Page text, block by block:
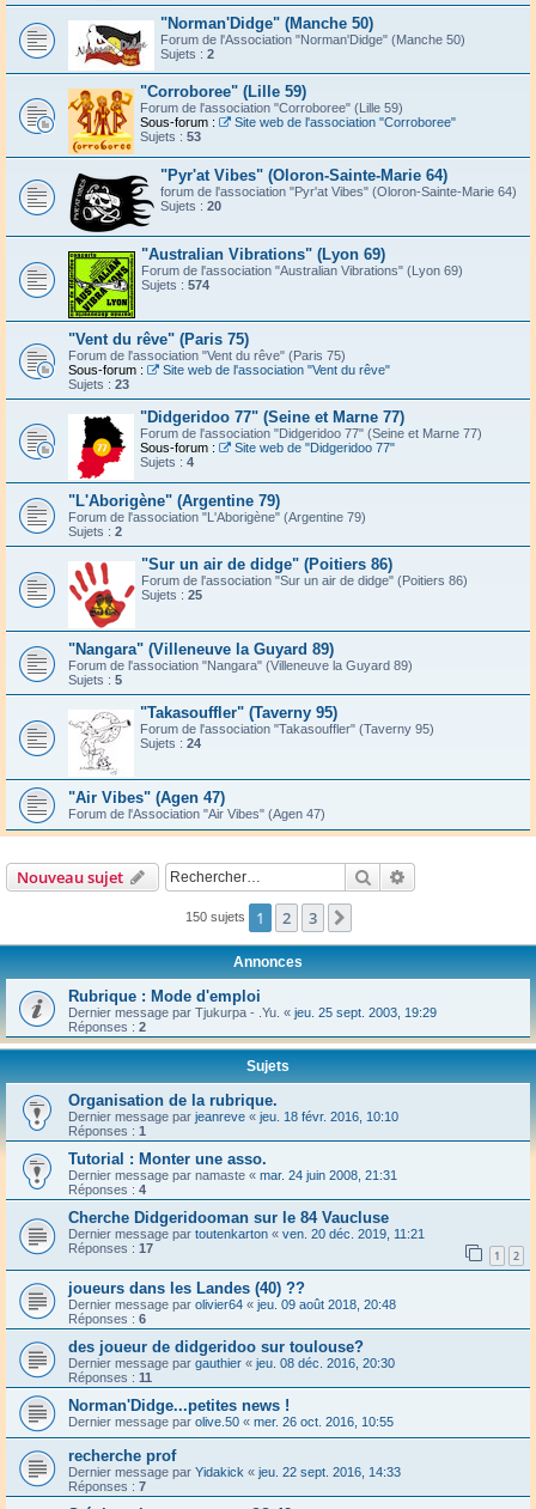
"Norman'Didge" (Manche 50)
Forum de l'Association "Norman'Didge" (Manche 50)
Sujets : 2
"Corroboree" (Lille 59)
Forum de l'association "Corroboree" (Lille 59)
Sous-forum :
Site web de l'association "Corroboree"
Sujets : 53
"Pyr'at Vibes" (Oloron-Sainte-Marie 64)
forum de l'association "Pyr'at Vibes" (Oloron-Sainte-Marie 64)
Sujets : 20
"Australian Vibrations" (Lyon 69)
Forum de l'association "Australian Vibrations" (Lyon 69)
Sujets : 574
"Vent du rêve" (Paris 75)
Forum de l'association "Vent du rêve" (Paris 75)
Sous-forum :
Site web de l'association "Vent du rêve"
Sujets : 23
"Didgeridoo 77" (Seine et Marne 77)
Forum de l'association "Didgeridoo 77" (Seine et Marne 77)
Sous-forum :
Site web de "Didgeridoo 77"
Sujets : 4
"L'Aborigène" (Argentine 79)
Forum de l'association "L'Aborigène" (Argentine 79)
Sujets : 2
"Sur un air de didge" (Poitiers 86)
Forum de l'association "Sur un air de didge" (Poitiers 86)
Sujets : 25
"Nangara" (Villeneuve la Guyard 89)
Forum de l'association "Nangara" (Villeneuve la Guyard 89)
Sujets : 5
"Takasouffler" (Taverny 95)
Forum de l'association "Takasouffler" (Taverny 95)
Sujets : 24
"Air Vibes" (Agen 47)
Forum de l'Association "Air Vibes" (Agen 47)
Nouveau sujet Rechercher
150 sujets 1 2 3
Annonces
Rubrique : Mode d'emploi
Dernier message par Tjukurpa - .Yu. « jeu. 25 sept. 2003, 19:29
Réponses : 2
Sujets
Organisation de la rubrique.
Dernier message par jeanreve « jeu. 18 févr. 2016, 10:10
Réponses : 1
Tutorial : Monter une asso.
Dernier message par namaste « mar. 24 juin 2008, 21:31
Réponses : 4
Cherche Didgeridooman sur le 84 Vaucluse
Dernier message par toutenkarton « ven. 20 déc. 2019, 11:21
Réponses : 17 1 2
joueurs dans les Landes (40) ??
Dernier message par olivier64 « jeu. 09 août 2018, 20:48
Réponses : 6
des joueur de didgeridoo sur toulouse?
Dernier message par gauthier « jeu. 08 déc. 2016, 20:30
Réponses : 11
Norman'Didge...petites news !
Dernier message par olive.50 « mer. 26 oct. 2016, 10:55
recherche prof
Dernier message par Yidakick « jeu. 22 sept. 2016, 14:33
Réponses : 7